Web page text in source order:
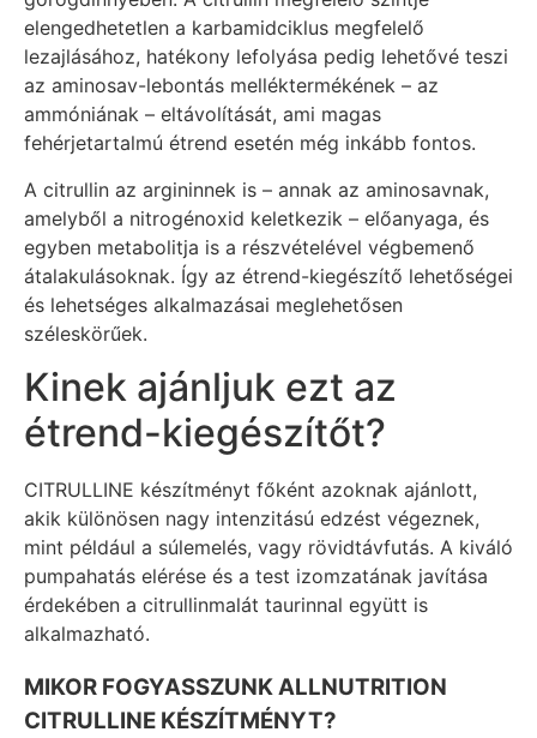
elengedhetetlen a karbamidciklus megfelelő
lezajlásához, hatékony lefolyása pedig lehetővé teszi
az aminosav-lebontás melléktermékének – az
ammóniának – eltávolítását, ami magas
fehérjetartalmú étrend esetén még inkább fontos.
A citrullin az argininnek is – annak az aminosavnak,
amelyből a nitrogénoxid keletkezik – előanyaga, és
egyben metabolitja is a részvételével végbemenő
átalakulásoknak. Így az étrend-kiegészítő lehetőségei
és lehetséges alkalmazásai meglehetősen
széleskörűek.
Kinek ajánljuk ezt az
étrend-kiegészítőt?
CITRULLINE készítményt főként azoknak ajánlott,
akik különösen nagy intenzitású edzést végeznek,
mint például a súlemelés, vagy rövidtávfutás. A kiváló
pumpahatás elérése és a test izomzatának javítása
érdekében a citrullinmalát taurinnal együtt is
alkalmazható.
MIKOR FOGYASSZUNK ALLNUTRITION
CITRULLINE KÉSZÍTMÉNYT?